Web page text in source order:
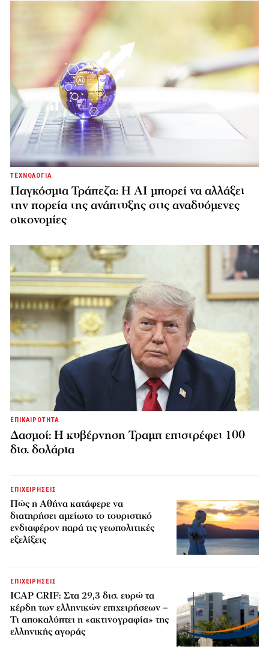
ΤΕΧΝΟΛΟΓΙΑ
Παγκόσμια Τράπεζα: Η AI μπορεί να αλλάξει
την πορεία της ανάπτυξης στις αναδυόμενες
οικονομίες
ΕΠΙΚΑΙΡΟΤΗΤΑ
Δασμοί: Η κυβέρνηση Τραμπ επιστρέφει 100
δισ. δολάρια
ΕΠΙΧΕΙΡΗΣΕΙΣ
Πώς η Αθήνα κατάφερε να
διατηρήσει αμείωτο το τουριστικό
ενδιαφέρον παρά τις γεωπολιτικές
εξελίξεις
ΕΠΙΧΕΙΡΗΣΕΙΣ
ICAP CRIF: Στα 29,3 δισ. ευρώ τα
κέρδη των ελληνικών επιχειρήσεων –
Τι αποκαλύπτει η «ακτινογραφία» της
ελληνικής αγοράς